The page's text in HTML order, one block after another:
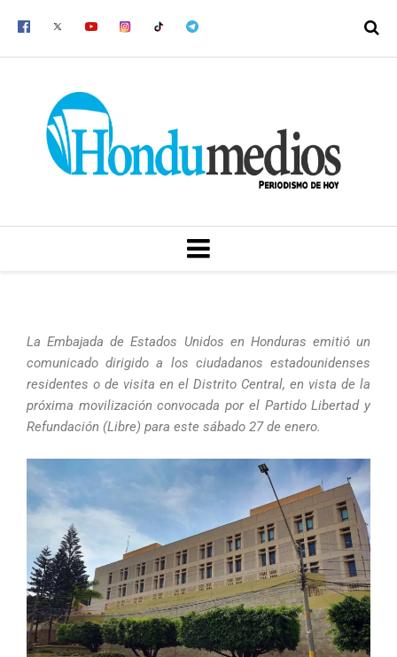
MENU
La Embajada de Estados Unidos en Honduras emitió un
comunicado dirigido a los ciudadanos estadounidenses
residentes o de visita en el Distrito Central, en vista de la
próxima movilización convocada por el Partido Libertad y
Refundación (Libre) para este sábado 27 de enero.